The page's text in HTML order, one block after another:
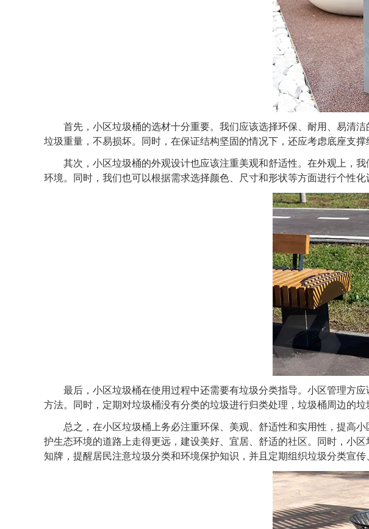
首先，小区垃圾桶的选材十分重要。我们应该选择环保、耐用、易清洁
垃圾重量，不易损坏。同时，在保证结构坚固的情况下，还应考虑底座支
其次，小区垃圾桶的外观设计也应该注重美观和舒适性。在外观上，我
环境。同时，我们也可以根据需求选择颜色、尺寸和形状等方面进行个性
最后，小区垃圾桶在使用过程中还需要有垃圾分类指导。小区管理方应
方法。同时，定期对垃圾桶没有分类的垃圾进行归类处理，垃圾桶周边的垃
总之，在小区垃圾桶上务必注重环保、美观、舒适性和实用性，提高小
护生态环境的道路上走得更远，建设美好、宜居、舒适的社区。同时，小
知牌，提醒居民注意垃圾分类和环境保护知识，并且定期组织垃圾分类宣